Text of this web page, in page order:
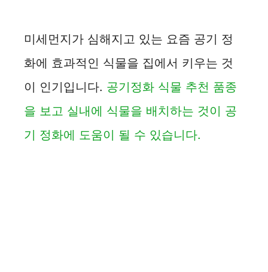
미세먼지가 심해지고 있는 요즘 공기 정
화에 효과적인 식물을 집에서 키우는 것
이 인기입니다. 공기정화 식물 추천 품종
을 보고 실내에 식물을 배치하는 것이 공
기 정화에 도움이 될 수 있습니다.